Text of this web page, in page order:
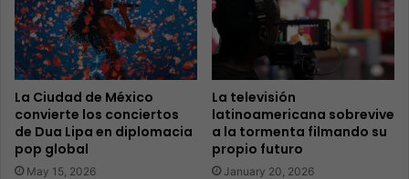
La Ciudad de México
convierte los conciertos
de Dua Lipa en diplomacia
pop global
May 15, 2026
La televisión
latinoamericana sobrevive
a la tormenta filmando su
propio futuro
January 20, 2026